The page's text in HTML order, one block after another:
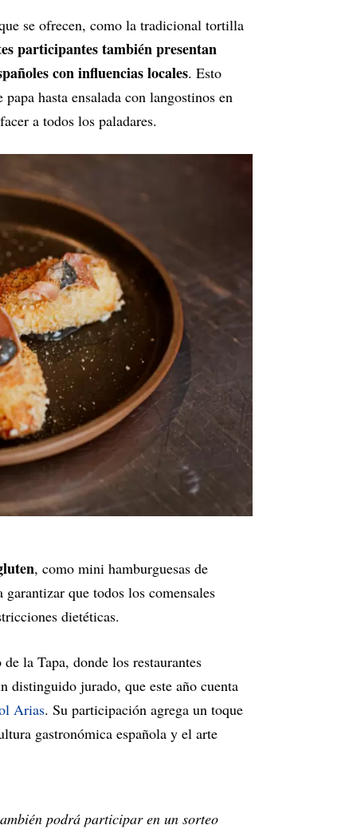
se ofrecen, como la tradicional tortilla
participantes también presentan
con influencias locales. Esto
hasta ensalada con langostinos en
a todos los paladares.
, como mini hamburguesas de
que todos los comensales
dietéticas.
la Tapa, donde los restaurantes
distinguido jurado, que este año cuenta
Arias. Su participación agrega un toque
gastronómica española y el arte
podrá participar en un sorteo